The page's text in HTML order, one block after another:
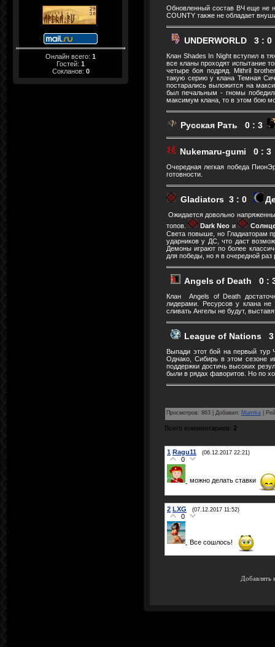
Онлайн всего: 1
Гостей: 1
Сокланов: 0
Обновленный состав ВЧ еще не
COUNTY также не обладает
UNDERWORLD 3 : 0
Клан Shades In Night вступил в
все кланы проходят испытание
четыре боя подряд. Mithril
такую серию у клана Темная
постарались выложится на
был печальным - гномы
максимум клана, то в этом бою
Русская Рать 0 : 3
Nukemaru-gumi 0 :
Очередная легкая победа
готовности.
Gladiators 3 : 0
Ожидается довольно
топов.
Dark Neo и
Света повыше, но Гладиаторам
ударников у ДС, что даст
Демоны играют по более
для победы, но я в очередной
Angels of Death 0 :
Клан Angels of Death
лидерами. Ресурсов у клана не
сливать Ангелы не будут,
League of Nations
Выпади этот бой на первый тур
Однако, Сибирь в этом сезоне
поддержки достичь высоких
были в рядах фаворитов. Но по
Просмотров: 863 Добавил: Murrrka
Всего комментариев: 2
1 Ragu11 (06.12.2017 22:21)
0
можно делать ставки
2 LXG (07.12.2017 11:52)
0
Все сошлось!
Добавлять